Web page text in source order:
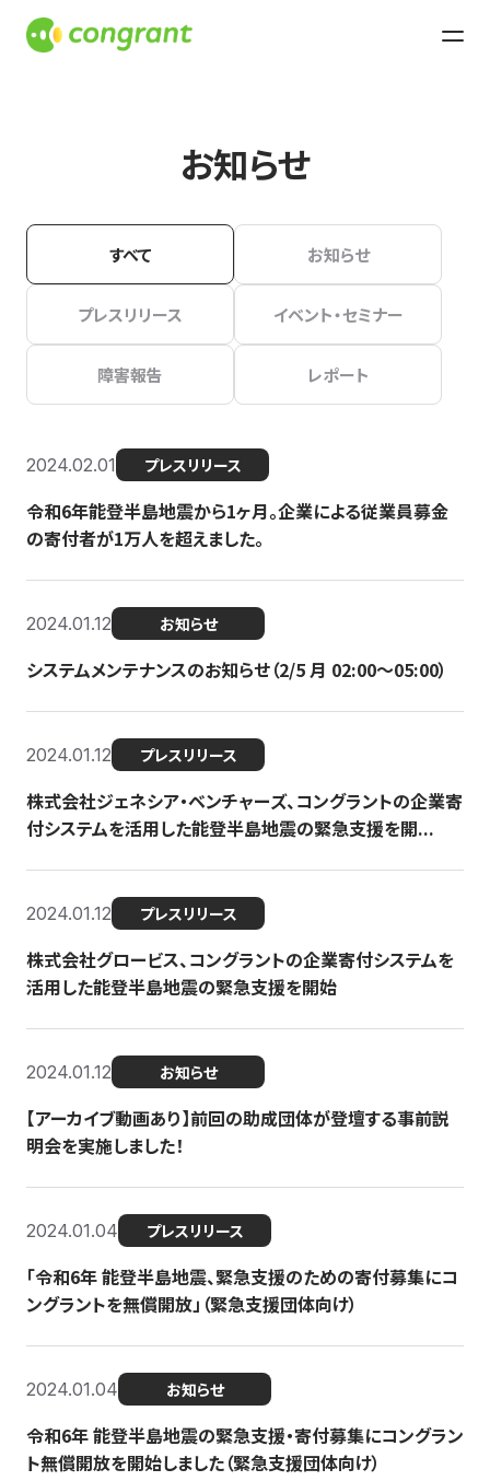
お知らせ
すべて お知らせ
プレスリリース イベント・セミナー
障害報告 レポート
2024.02.01 プレスリリース
令和6年能登半島地震から1ヶ月。企業による従業員募金
の寄付者が1万人を超えました。
2024.01.12 お知らせ
システムメンテナンスのお知らせ（2/5 月 02:00〜05:00）
2024.01.12 プレスリリース
株式会社ジェネシア・ベンチャーズ、コングラントの企業寄
付システムを活用した能登半島地震の緊急支援を開...
2024.01.12 プレスリリース
株式会社グロービス、コングラントの企業寄付システムを
活用した能登半島地震の緊急支援を開始
2024.01.12 お知らせ
【アーカイブ動画あり】前回の助成団体が登壇する事前説
明会を実施しました！
2024.01.04 プレスリリース
「令和6年 能登半島地震、緊急支援のための寄付募集にコ
ングラントを無償開放」（緊急支援団体向け）
2024.01.04 お知らせ
令和6年 能登半島地震の緊急支援・寄付募集にコングラン
ト無償開放を開始しました（緊急支援団体向け）